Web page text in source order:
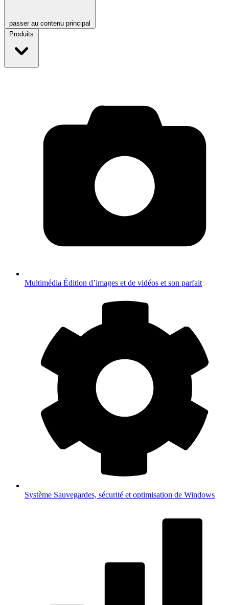
passer au contenu principal
Produits
Multimédia Édition d’images et de vidéos et son parfait
Système Sauvegardes, sécurité et optimisation de Windows